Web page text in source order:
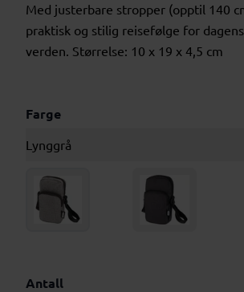
Med justerbare stropper (opptil 140
praktisk og stilig reisefølge for
verden. Størrelse: 10 x 19 x 4,5 cm
Farge
Lynggrå
Antall